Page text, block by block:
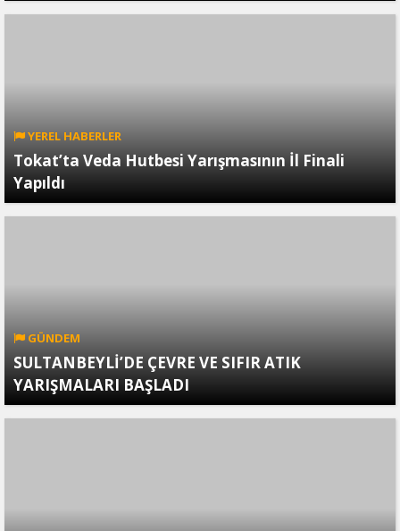
YEREL HABERLER
Tokat’ta Veda Hutbesi Yarışmasının İl Finali
Yapıldı
GÜNDEM
SULTANBEYLİ’DE ÇEVRE VE SIFIR ATIK
YARIŞMALARI BAŞLADI